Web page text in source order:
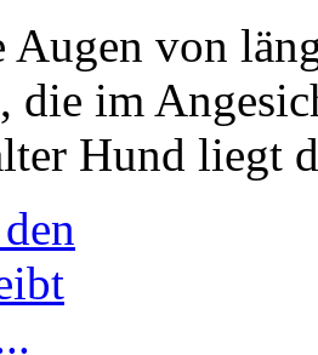
Augen von
die im
Hund liegt